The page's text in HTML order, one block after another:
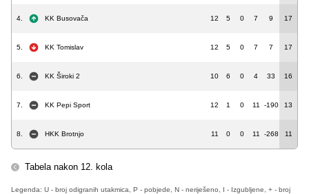
4. KK Busovača 12 5 0 7 9 17
5. KK Tomislav 12 5 0 7 7 17
6. KK Široki 2 10 6 0 4 33 16
7. KK Pepi Sport 12 1 0 11 -190 13
8. HKK Brotnjo 11 0 0 11 -268 11
Tabela nakon 12. kola
Legenda: U - broj odigranih utakmica, P - pobjede, N - neriješeno, I - Izgubljene, + - broj